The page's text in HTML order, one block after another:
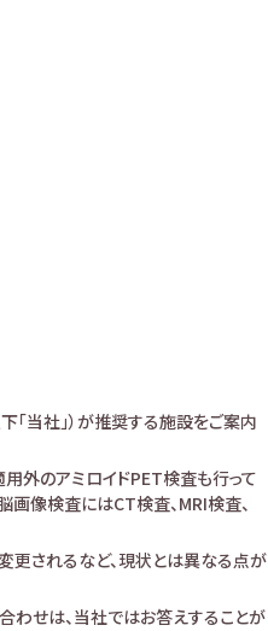
「当社」）が推奨する施設をご案内
外のアミロイドPET検査も行って
画像検査にはCT検査、MRI検査、
更されるなど、現状とは異なる点が
わせは、当社ではお答えすることが